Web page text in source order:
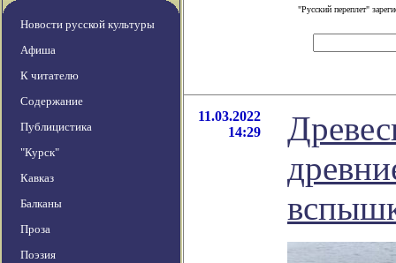
Новости русской культуры
Афиша
К читателю
Содержание
Публицистика
"Курск"
Кавказ
Балканы
Проза
Поэзия
"Русский переплет"
11.03.2022
14:29